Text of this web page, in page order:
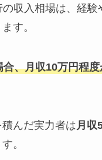
収入相場は、経験
す。
合、月収10万円程
んだ実力者は月収
。